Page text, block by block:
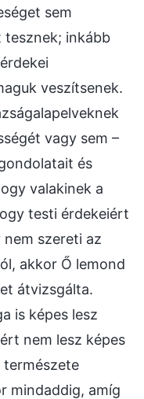
sem
tesznek; inkább
veszítsenek.
vagy sem –
és
valakinek a
testi érdekeiért
szereti az
akkor Ő lemond
átvizsgálta.
is képes lesz
nem lesz képes
természete
mindaddig, amíg